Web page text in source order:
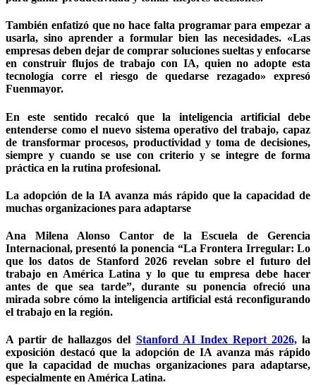
También enfatizó que no hace falta programar para empezar a
usarla, sino aprender a formular bien las necesidades. «Las
empresas deben dejar de comprar soluciones sueltas y enfocarse
en construir flujos de trabajo con IA, quien no adopte esta
tecnología corre el riesgo de quedarse rezagado» expresó
Fuenmayor.
En este sentido recalcó que la inteligencia artificial debe
entenderse como el nuevo sistema operativo del trabajo, capaz
de transformar procesos, productividad y toma de decisiones,
siempre y cuando se use con criterio y se integre de forma
práctica en la rutina profesional.
La adopción de la IA avanza más rápido que la capacidad de
muchas organizaciones para adaptarse
Ana Milena Alonso Cantor de la Escuela de Gerencia
Internacional, presentó la ponencia “La Frontera Irregular: Lo
que los datos de Stanford 2026 revelan sobre el futuro del
trabajo en América Latina y lo que tu empresa debe hacer
antes de que sea tarde”, durante su ponencia ofreció una
mirada sobre cómo la inteligencia artificial está reconfigurando
el trabajo en la región.
A partir de hallazgos del Stanford AI Index Report 2026,la
exposición destacó que la adopción de IA avanza más rápido
que la capacidad de muchas organizaciones para adaptarse,
especialmente en América Latina.